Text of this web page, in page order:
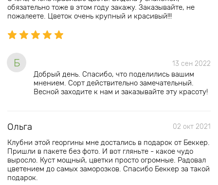
обязательно тоже в этом году закажу. Заказывайте, не
пожалеете. Цветок очень крупный и красивый!!!
Б 13 сен 2022
Добрый день. Спасибо, что поделились вашим
мнением. Сорт действительно замечательный.
Весной заходите к нам и заказывайте эту красоту!
Ольга 02 окт 2021
Клубни этой георгины мне достались в подарок от Беккер.
Пришли в пакете без фото. И вот гляньте - какое чудо
выросло. Куст мощный, цветки просто огромные. Радовал
цветением до самых заморозков. Спасибо Беккер за такой
подарок.